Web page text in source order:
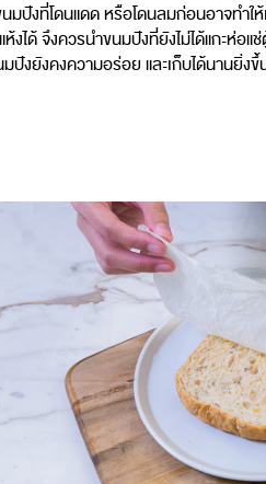
นมปังที่โดนแดด หรือโดนลมก่อนอาจทำใ
ห้งได้ จึงควรนำขนมปังที่ยังไม่ได้แกะห่อแ
มปังยังคงความอร่อย และเก็บได้นานยิ่งขึ้